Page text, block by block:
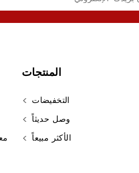
المنتجات
التخفيضات
وصل حديثاً
الأكثر مبيعاً